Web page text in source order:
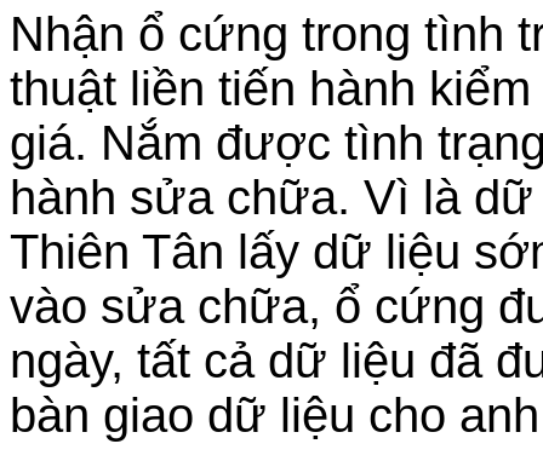
Nhận ổ cứng trong tình
thuật liền tiến hành
giá. Nắm được tình
hành sửa chữa. Vì là
Thiên Tân lấy dữ liệu
vào sửa chữa, ổ cứng
ngày, tất cả dữ liệu đã
bàn giao dữ liệu cho